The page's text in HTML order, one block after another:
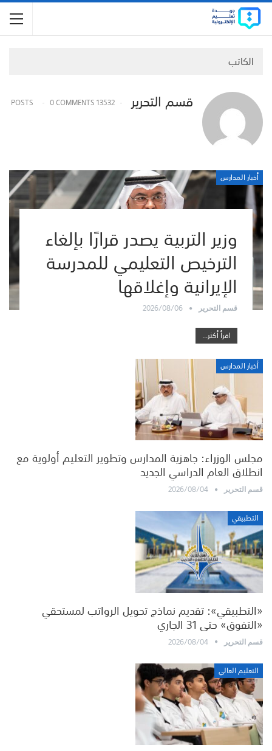
الكاتب
قسم التحرير 13532 POSTS
0 COMMENTS
أخبار المدارس
وزير التربية يصدر قرارًا بإلغاء
الترخيص التعليمي للمدرسة
الإيرانية وإغلاقها
قسم التحرير
2026/08/06
اقرأ أكثر...
أخبار المدارس
مجلس الوزراء: جاهزية المدارس وتطوير التعليم أولوية مع
انطلاق العام الدراسي الجديد
قسم التحرير
2026/08/04
التطبيقي
«التطبيقي»: تقديم نماذج تحويل الرواتب لمستحقي
«التفوق» حتى 31 الجاري
قسم التحرير
2026/08/04
التعليم العالي